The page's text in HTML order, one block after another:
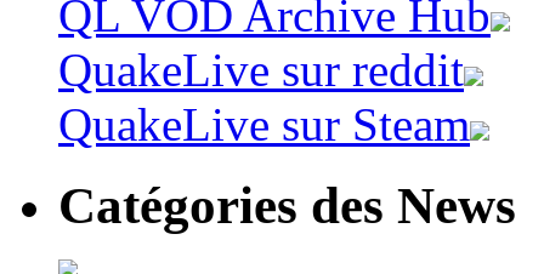
QL VOD Archive Hub
QuakeLive sur reddit
QuakeLive sur Steam
Catégories des News